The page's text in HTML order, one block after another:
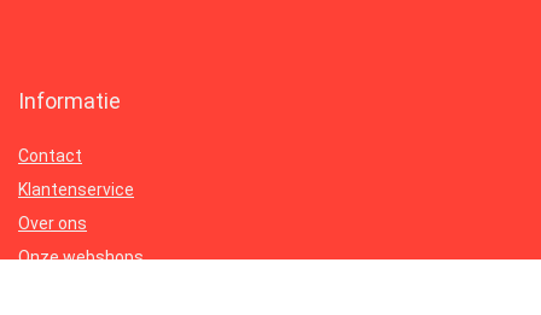
Informatie
Contact
Klantenservice
Over ons
Onze webshops